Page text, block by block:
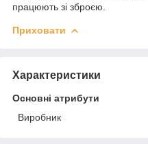
працюють зі зброєю.
Приховати
Характеристики
Основні атрибути
Виробник